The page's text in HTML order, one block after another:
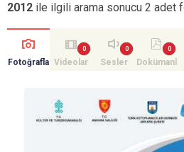
2012 ile ilgili arama sonucu 2 adet
Fotoğrafla Videolar Sesler
Dokümanl